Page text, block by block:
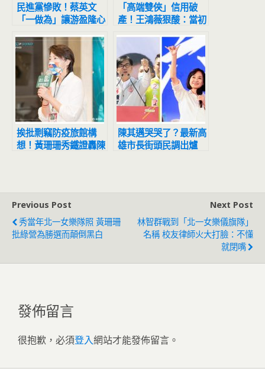
民進黨慘敗！蔡英文
「一做為」讓游盈隆心
寒：台灣人民的不幸
「高端雙俠」信用破
產！王鴻薇狠酸：當初
聽他們的話倒大楣啦
挨批剽竊防疫旅館構
想！黃珊珊秀鐵證轟陳
陳其邁哭哭了？最新高
雄市長街頭民調出爐
Previous Post
秀當年北一女樂隊照 黃珊珊
批綠營為勝選而顛倒黑白
Next Post
林智群戰到「北一女樂儀旗隊」
名稱 校友律師火大打臉：不懂
就閉嘴
發佈留言
很抱歉，必須登入網站才能發佈留言。